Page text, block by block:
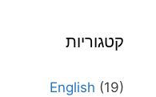
קטגוריות
English (19)